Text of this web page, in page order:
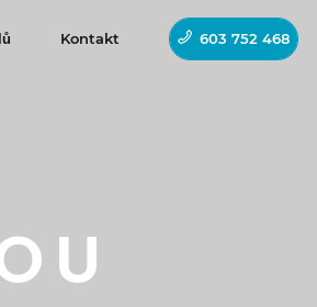
Kontakt 603 752 468